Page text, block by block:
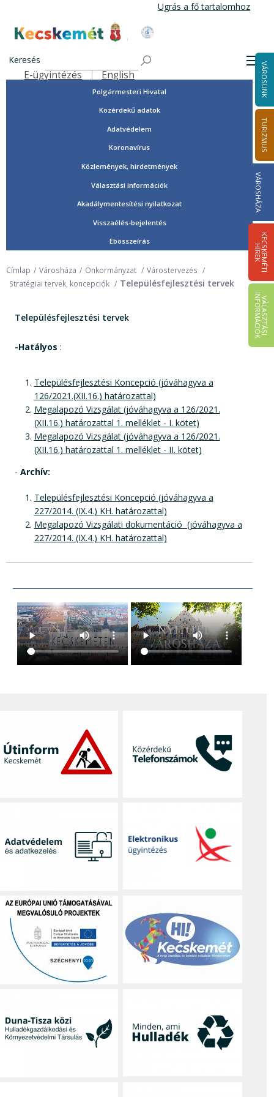
tartalomra
Ugrás a fő tartalomhoz
Kecskemét Város Honlapja
Keresés
Felső navigáció
E-ügyintézés English VÁROSUNK
TURIZMUS
VÁROSHÁZA
K
E
C
S
K
E
M
É
T
I
HÍ
R
E
K
V
Á
L
A
S
Z
T
Á
S
I
IN
F
O
R
M
Á
C
I
Ó
K
Tisztségviselők, képviselők
Országgyűlési képviselők
Önkormányzat
Polgármesteri Hivatal
Közérdekű adatok
Adatvédelem
Koronavírus
Közlemények, hirdetmények
Választási információk
Akadálymentesítési nyilatkozat
Visszaélés-bejelentés
Ebösszeírás
Címlap Városháza Önkormányzat
Várostervezés
Stratégiai tervek, koncepciók
Településfejlesztési tervek
Településfejlesztési tervek
-Hatályos :
Településfejlesztési Koncepció (jóváhagyva a
126/2021.(XII.16.) határozattal)
Megalapozó Vizsgálat (jóváhagyva a 126/2021.
(XII.16.) határozattal 1. melléklet - I. kötet)
Megalapozó Vizsgálat (jóváhagyva a 126/2021.
(XII.16.) határozattal 1. melléklet - II. kötet)
- Archív:
Településfejlesztési Koncepció (jóváhagyva a
227/2014. (IX.4.) KH. határozattal)
Megalapozó Vizsgálati dokumentáció (jóváhagyva a
227/2014. (IX.4.) KH. határozattal)